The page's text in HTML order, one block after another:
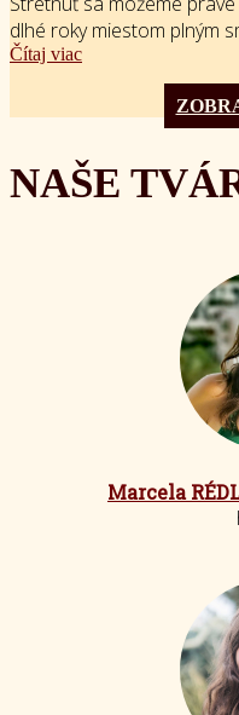
dlhé roky miestom plným
Čítaj viac
NAŠE
Marcela